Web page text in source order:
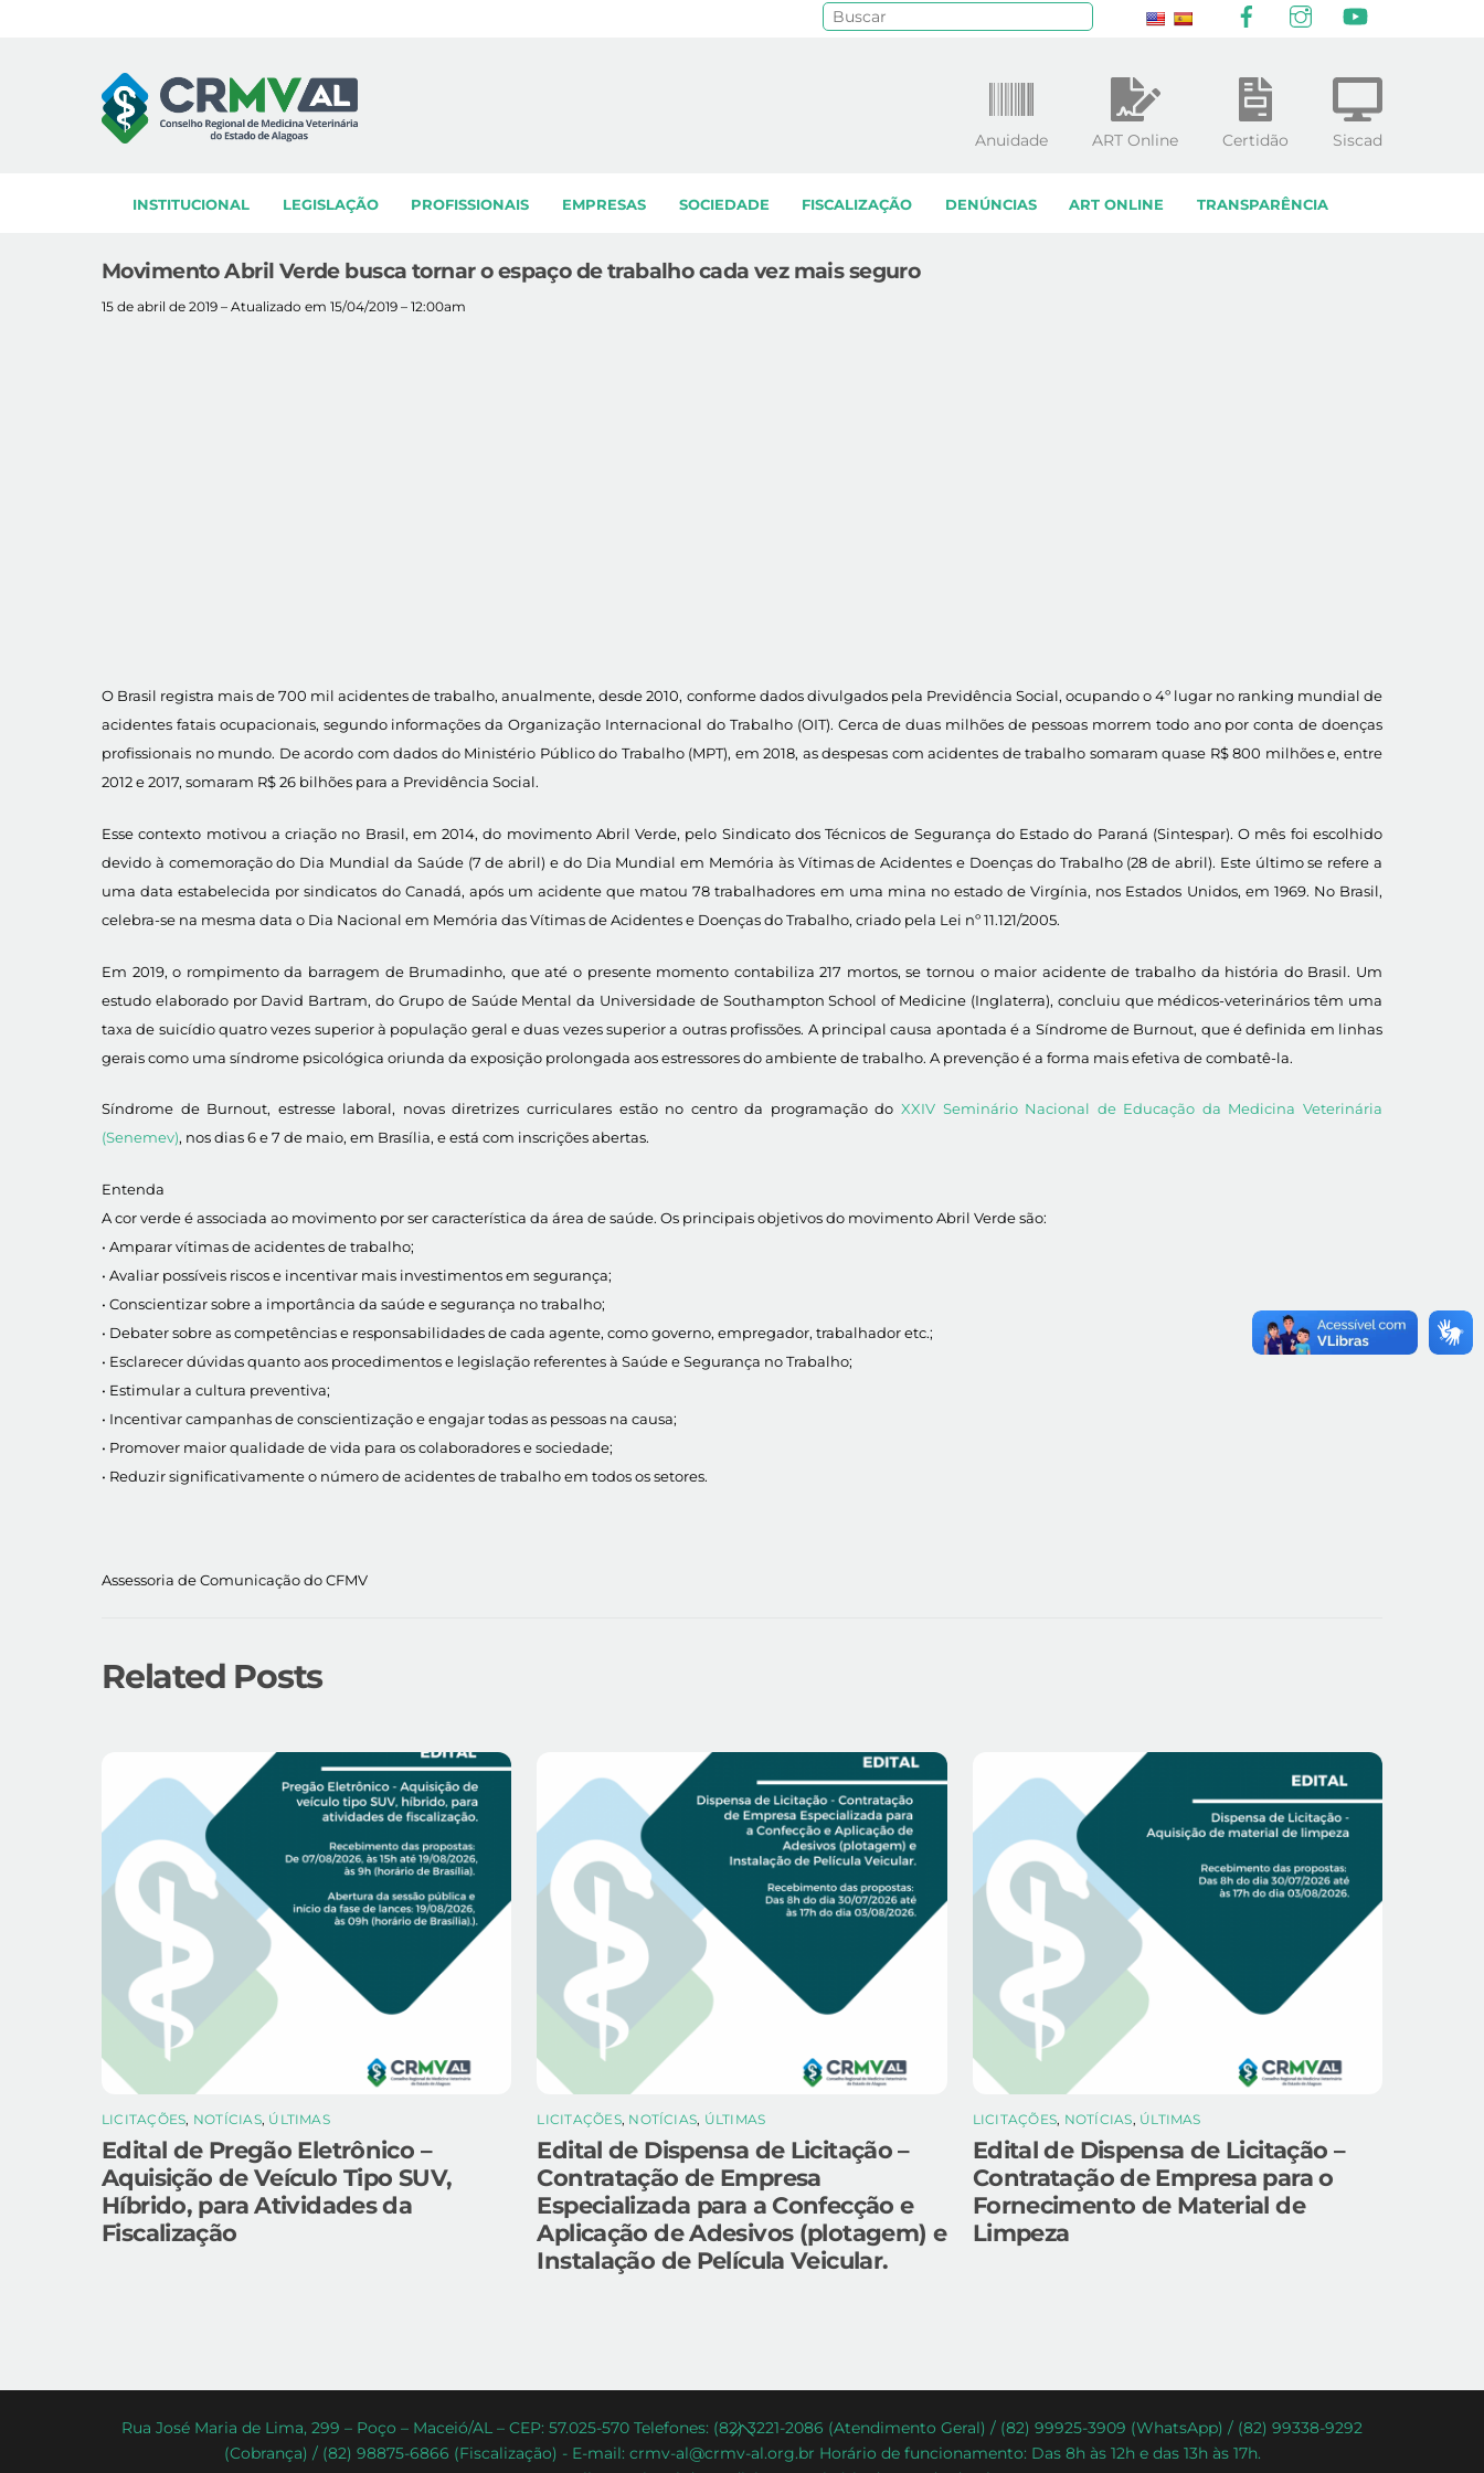
INSTITUCIONAL LEGISLAÇÃO PROFISSIONAIS EMPRESAS SOCIEDADE FISCALIZAÇÃO DENÚNCIAS ART ONLINE TRANSPARÊNCIA
Anuidade ART Online Certidão Siscad
Movimento Abril Verde busca tornar o espaço de trabalho cada vez mais seguro
15 de abril de 2019 – Atualizado em 15/04/2019 – 12:00am
O Brasil registra mais de 700 mil acidentes de trabalho, anualmente, desde 2010, conforme dados divulgados pela Previdência Social, ocupando o 4º lugar no ranking mundial de
acidentes fatais ocupacionais, segundo informações da Organização Internacional do Trabalho (OIT). Cerca de duas milhões de pessoas morrem todo ano por conta de doenças
profissionais no mundo. De acordo com dados do Ministério Público do Trabalho (MPT), em 2018, as despesas com acidentes de trabalho somaram quase R$ 800 milhões e, entre
2012 e 2017, somaram R$ 26 bilhões para a Previdência Social.
Esse contexto motivou a criação no Brasil, em 2014, do movimento Abril Verde, pelo Sindicato dos Técnicos de Segurança do Estado do Paraná (Sintespar). O mês foi escolhido
devido à comemoração do Dia Mundial da Saúde (7 de abril) e do Dia Mundial em Memória às Vítimas de Acidentes e Doenças do Trabalho (28 de abril). Este último se refere a
uma data estabelecida por sindicatos do Canadá, após um acidente que matou 78 trabalhadores em uma mina no estado de Virgínia, nos Estados Unidos, em 1969. No Brasil,
celebra-se na mesma data o Dia Nacional em Memória das Vítimas de Acidentes e Doenças do Trabalho, criado pela Lei nº 11.121/2005.
Em 2019, o rompimento da barragem de Brumadinho, que até o presente momento contabiliza 217 mortos, se tornou o maior acidente de trabalho da história do Brasil. Um
estudo elaborado por David Bartram, do Grupo de Saúde Mental da Universidade de Southampton School of Medicine (Inglaterra), concluiu que médicos-veterinários têm uma
taxa de suicídio quatro vezes superior à população geral e duas vezes superior a outras profissões. A principal causa apontada é a Síndrome de Burnout, que é definida em linhas
gerais como uma síndrome psicológica oriunda da exposição prolongada aos estressores do ambiente de trabalho. A prevenção é a forma mais efetiva de combatê-la.
Síndrome de Burnout, estresse laboral, novas diretrizes curriculares estão no centro da programação do XXIV Seminário Nacional de Educação da Medicina Veterinária
(Senemev), nos dias 6 e 7 de maio, em Brasília, e está com inscrições abertas.
Entenda
A cor verde é associada ao movimento por ser característica da área de saúde. Os principais objetivos do movimento Abril Verde são:
• Amparar vítimas de acidentes de trabalho;
• Avaliar possíveis riscos e incentivar mais investimentos em segurança;
• Conscientizar sobre a importância da saúde e segurança no trabalho;
• Debater sobre as competências e responsabilidades de cada agente, como governo, empregador, trabalhador etc.;
• Esclarecer dúvidas quanto aos procedimentos e legislação referentes à Saúde e Segurança no Trabalho;
• Estimular a cultura preventiva;
• Incentivar campanhas de conscientização e engajar todas as pessoas na causa;
• Promover maior qualidade de vida para os colaboradores e sociedade;
• Reduzir significativamente o número de acidentes de trabalho em todos os setores.
Assessoria de Comunicação do CFMV
Related Posts
LICITAÇÕES, NOTÍCIAS, ÚLTIMAS
Edital de Pregão Eletrônico –
Aquisição de Veículo Tipo SUV,
Híbrido, para Atividades da
Fiscalização
LICITAÇÕES, NOTÍCIAS, ÚLTIMAS
Edital de Dispensa de Licitação –
Contratação de Empresa
Especializada para a Confecção e
Aplicação de Adesivos (plotagem) e
Instalação de Película Veicular.
LICITAÇÕES, NOTÍCIAS, ÚLTIMAS
Edital de Dispensa de Licitação –
Contratação de Empresa para o
Fornecimento de Material de
Limpeza
Back
To
Rua José Maria de Lima, 299 – Poço – Maceió/AL – CEP: 57.025-570 Telefones: (82) 3221-2086 (Atendimento Geral) / (82) 99925-3909 (WhatsApp) / (82) 99338-9292
(Cobrança) / (82) 98875-6866 (Fiscalização) - E-mail: crmv-al@crmv-al.org.br Horário de funcionamento: Das 8h às 12h e das 13h às 17h.